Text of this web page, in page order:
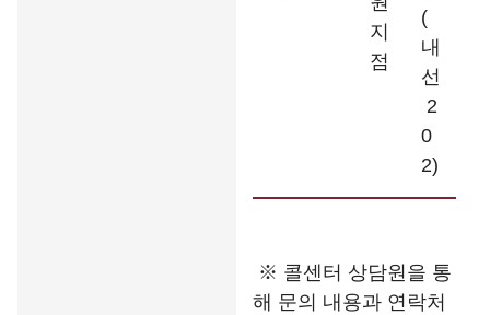
지
점
(
내
선
2
0
2)
※ 콜센터 상담원을 통
해 문의 내용과 연락처